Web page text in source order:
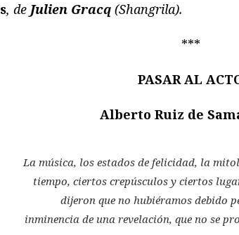
, de Julien Gracq (Shangrila).
***
PASAR AL
Alberto Ruiz de
La música, los estados de felicidad, la
tiempo, ciertos crepúsculos y ciertos
dijeron que no hubiéramos debido
inminencia de una revelación, que no se